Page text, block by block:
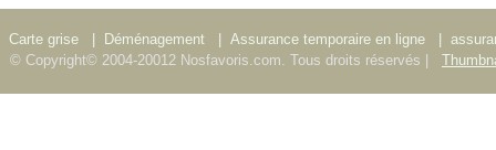
Carte grise Déménagement Assurance temporaire en ligne
© Copyright© 2004-20012 Nosfavoris.com. Tous droits réservés |